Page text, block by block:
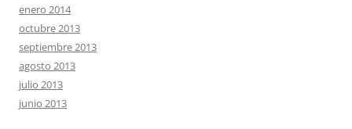
enero 2014
octubre 2013
septiembre 2013
agosto 2013
julio 2013
junio 2013